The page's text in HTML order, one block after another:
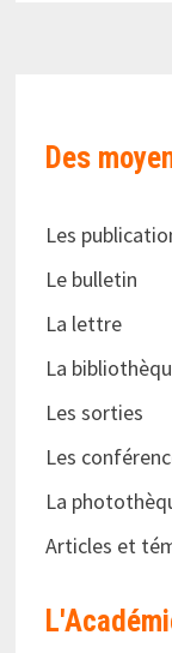
Des
Les
Le bulletin
La lettre
La
Les sorties
Les
La
Articles et